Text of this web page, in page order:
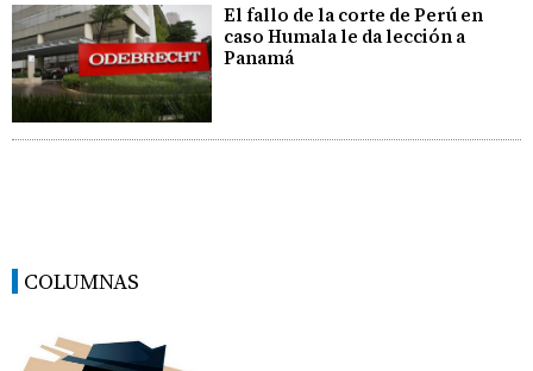
El fallo de la corte de Perú en
caso Humala le da lección a
Panamá
COLUMNAS